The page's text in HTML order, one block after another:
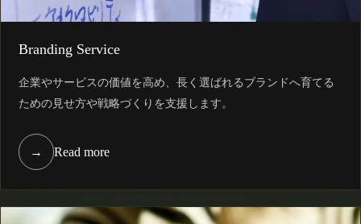
Branding Service
企業やサービスの価値を高め、長く選ばれるブランドへ育てる
ための見せ方や戦略づくりを支援します。
→ Read more